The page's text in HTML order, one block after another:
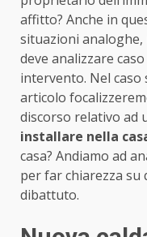
affitto? Anche in
situazioni
deve analizzare
intervento. Nel
articolo
discorso relativo ad
installare nella
casa? Andiamo ad
per far chiarezza
dibattuto.